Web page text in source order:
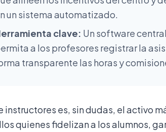
un sistema automatizado.
clave: Un software
a los profesores registrar la
transparente las horas y
instructores es, sin dudas, el activo
quienes fidelizan a los alumnos,